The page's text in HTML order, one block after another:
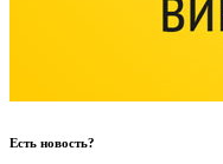
Есть новость?